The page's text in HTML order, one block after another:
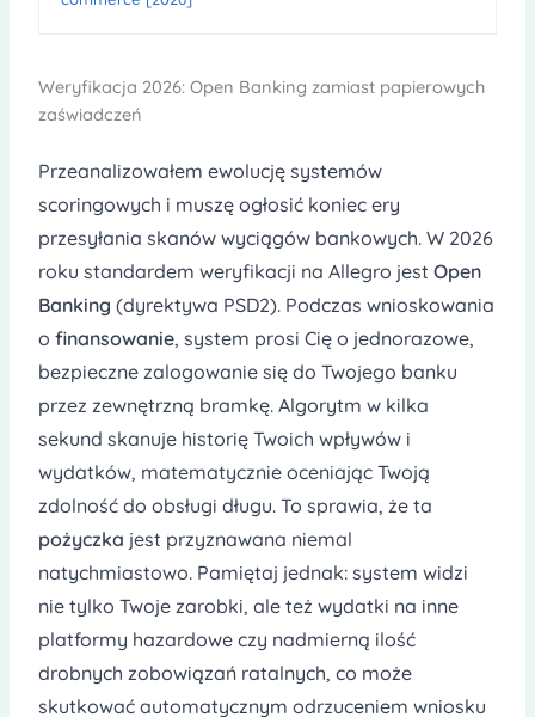
Weryfikacja 2026: Open Banking zamiast papierowych
zaświadczeń
Przeanalizowałem ewolucję systemów
scoringowych i muszę ogłosić koniec ery
przesyłania skanów wyciągów bankowych. W 2026
roku standardem weryfikacji na Allegro jest Open
Banking (dyrektywa PSD2). Podczas wnioskowania
o finansowanie, system prosi Cię o jednorazowe,
bezpieczne zalogowanie się do Twojego banku
przez zewnętrzną bramkę. Algorytm w kilka
sekund skanuje historię Twoich wpływów i
wydatków, matematycznie oceniając Twoją
zdolność do obsługi długu. To sprawia, że ta
pożyczka jest przyznawana niemal
natychmiastowo. Pamiętaj jednak: system widzi
nie tylko Twoje zarobki, ale też wydatki na inne
platformy hazardowe czy nadmierną ilość
drobnych zobowiązań ratalnych, co może
skutkować automatycznym odrzuceniem wniosku